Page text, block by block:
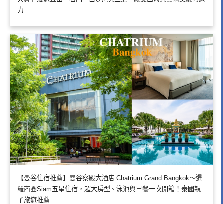
力
【曼谷住宿推薦】曼谷察殿大酒店 Chatrium Grand Bangkok～暹
羅商圈Siam五星住宿，超大房型、泳池與早餐一次開箱！泰國親
子旅遊推薦